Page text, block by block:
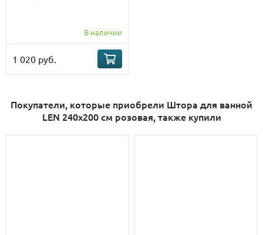
В наличии
1 020 руб.
Покупатели, которые приобрели Штора для ванной
LEN 240х200 см розовая, также купили